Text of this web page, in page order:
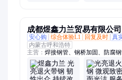
成都煜鑫力兰贸易有限公司
安心购
综合体验L1 回复及时 真
内蒙古呼和浩特
主营： 焊接钢管、钢桥加固、防腐
材、螺旋钢管、无缝钢管、耐高温
装饰管、流体输送管材、厚壁热镀